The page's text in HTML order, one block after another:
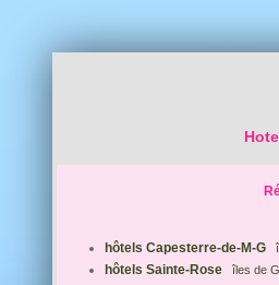
hôtels Capesterre-de-M-G
hôtels Sainte-Rose îles de